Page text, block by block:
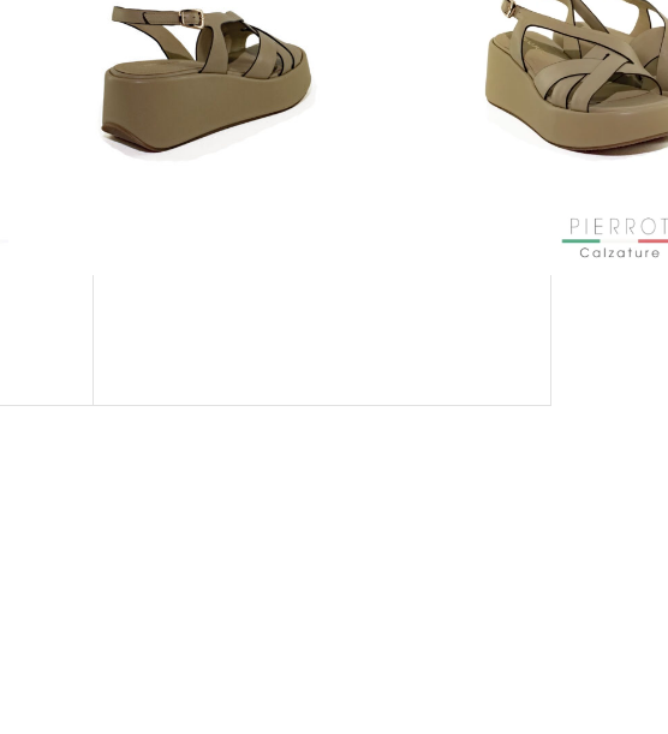
PAGAMENTO SICURO GARANTITO
CON KLARNA E PAYPAL IN 3 RATE
MENSILI: